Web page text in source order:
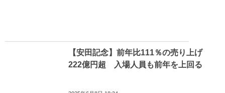
【安田記念】前年比111％の売り上げ
222億円超 入場人員も前年を上回る